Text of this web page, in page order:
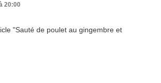
20:00